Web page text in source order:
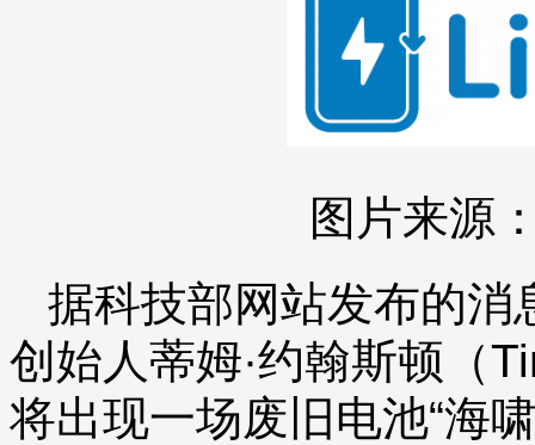
图片来源
据科技部网站发布的
创始人蒂姆·约翰斯顿（
将出现一场废旧电池“海